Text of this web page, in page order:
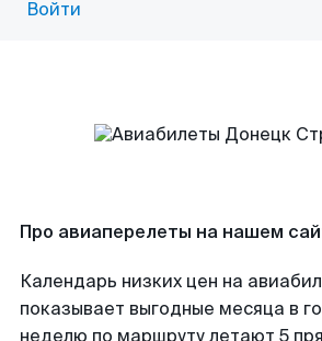
Войти
Про авиаперелеты на нашем
Календарь низких цен на
показывает выгодные месяца в
неделю по маршруту летают 5